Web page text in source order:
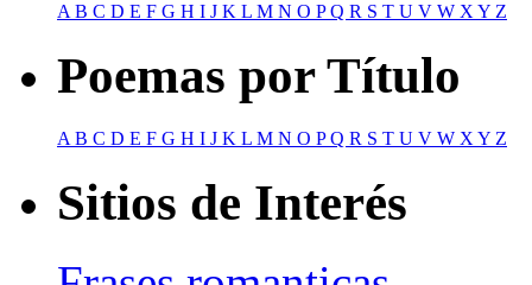
AB C D E F G H I J K L M N O PQ R S T U V W XY Z
Poemas por Título
A B C D E F G H I J K L M N O PQ R S T U V W X Y Z
Sitios de Interés